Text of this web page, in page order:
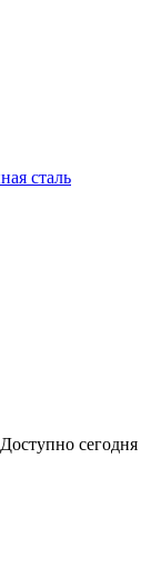
сталь
Доступно сегодня